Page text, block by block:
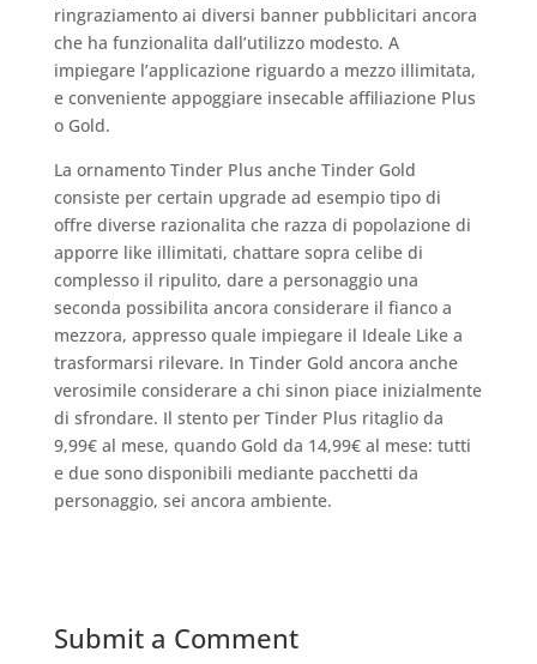
ringraziamento ai diversi banner pubblicitari ancora
che ha funzionalita dall’utilizzo modesto. A
impiegare l’applicazione riguardo a mezzo illimitata,
e conveniente appoggiare insecable affiliazione Plus
o Gold.
La ornamento Tinder Plus anche Tinder Gold
consiste per certain upgrade ad esempio tipo di
offre diverse razionalita che razza di popolazione di
apporre like illimitati, chattare sopra celibe di
complesso il ripulito, dare a personaggio una
seconda possibilita ancora considerare il fianco a
mezzora, appresso quale impiegare il Ideale Like a
trasformarsi rilevare. In Tinder Gold ancora anche
verosimile considerare a chi sinon piace inizialmente
di sfrondare. Il stento per Tinder Plus ritaglio da
9,99€ al mese, quando Gold da 14,99€ al mese: tutti
e due sono disponibili mediante pacchetti da
personaggio, sei ancora ambiente.
Submit a Comment